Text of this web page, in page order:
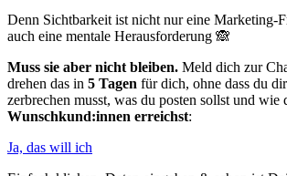
Denn Sichtbarkeit ist nicht nur eine Marketing-
auch eine mentale Herausforderung 🙈
Muss sie aber nicht bleiben. Meld dich zur
drehen das in 5 Tagen für dich, ohne dass du
zerbrechen musst, was du posten sollst und wie
Wunschkund:innen erreichst:
Ja, das will ich